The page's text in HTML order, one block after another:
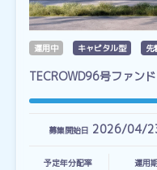
運用中 キャピタル型 先
TECROWD96号ファン
募集開始日 2026/04/
予定年分配率 運用